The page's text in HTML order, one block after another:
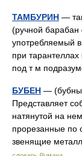
ТАМБУРИН —
(ручной барабан
употребляемый
при тарантеллах
под т м
БУБЕН —
Представляет
натянутой на
прорезанные по
звенящие